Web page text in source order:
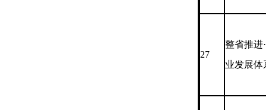
27
整省推进
业发展